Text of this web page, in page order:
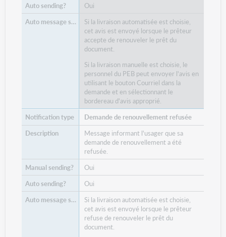
Oui
Si la livraison automatisée est choisie,
cet avis est envoyé lorsque le prêteur
accepte de renouveler le prêt du
document.
Si la livraison manuelle est choisie, le
personnel du PEB peut envoyer l'avis en
utilisant le bouton Courriel dans la
demande et en sélectionnant le
bordereau d'avis approprié.
Demande de renouvellement refusée
Message informant l'usager que sa
demande de renouvellement a été
refusée.
Oui
Oui
Si la livraison automatisée est choisie,
cet avis est envoyé lorsque le prêteur
refuse de renouveler le prêt du
document.